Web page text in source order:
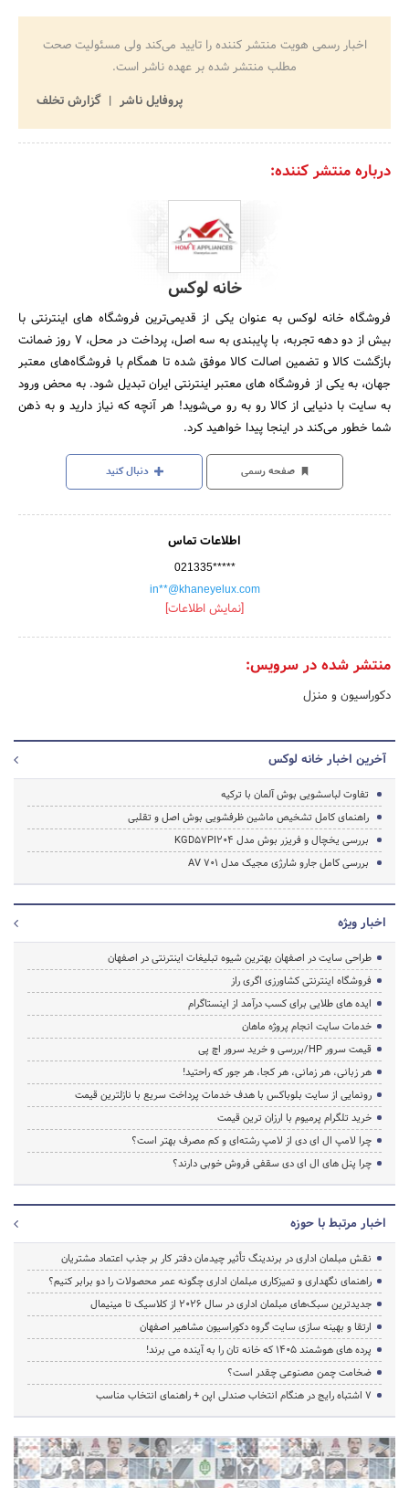
اخبار رسمی هویت منتشر کننده را تایید می‌کند ولی مسئولیت صحت
مطلب منتشر شده بر عهده ناشر است.
پروفایل ناشر
گزارش تخلف
درباره منتشر کننده:
خانه لوکس
فروشگاه خانه لوکس به عنوان یکی از قدیمی‌ترین فروشگاه های اینترنتی با
بیش از دو دهه تجربه، با پایبندی به سه اصل، پرداخت در محل، ۷ روز ضمانت
بازگشت کالا و تضمین اصالت کالا موفق شده تا همگام با فروشگاه‌های معتبر
جهان، به یکی از فروشگاه های معتبر اینترنتی ایران تبدیل شود. به محض ورود
به سایت با دنیایی از کالا رو به رو می‌شوید! هر آنچه که نیاز دارید و به ذهن
شما خطور می‌کند در اینجا پیدا خواهید کرد.
صفحه رسمی دنبال کنید
اطلاعات تماس
021335*****
in**@khaneyelux.com
[نمایش اطلاعات]
منتشر شده در سرویس:
دکوراسیون و منزل
آخرین اخبار خانه لوکس
تفاوت لباسشویی بوش آلمان با ترکیه
راهنمای کامل تشخیص ماشین ظرفشویی بوش اصل و تقلبی
بررسی یخچال و فریزر بوش مدل KGD57PI204
بررسی کامل جارو شارژی مجیک مدل AV 701
اخبار ویژه
طراحی سایت در اصفهان بهترین شیوه تبلیغات اینترنتی در اصفهان
فروشگاه اینترنتی کشاورزی اگری راز
ایده های طلایی برای کسب درآمد از اینستاگرام
خدمات سایت انجام پروژه ماهان
قیمت سرور HP/بررسی و خرید سرور اچ پی
هر زبانی، هر زمانی، هر کجا، هر جور که راحتید!
رونمایی از سایت بلوباکس با هدف خدمات پرداخت سریع با نازلترین قیمت
خرید تلگرام پرمیوم با ارزان ترین قیمت
چرا لامپ ال ای دی از لامپ رشته‌ای و کم مصرف بهتر است؟
چرا پنل های ال ای دی سقفی فروش خوبی دارند؟
اخبار مرتبط با حوزه
نقش مبلمان اداری در برندینگ تأثیر چیدمان دفتر کار بر جذب اعتماد مشتریان
راهنمای نگهداری و تمیزکاری مبلمان اداری چگونه عمر محصولات را دو برابر کنیم؟
جدیدترین سبک‌های مبلمان اداری در سال ۲۰۲۶ از کلاسیک تا مینیمال
ارتقا و بهینه سازی سایت گروه دکوراسیون مشاهیر اصفهان
پرده‌ های هوشمند ۱۴۰۵ که خانه‌ تان را به آینده می‌ برند!
ضخامت چمن مصنوعی چقدر است؟
۷ اشتباه رایج در هنگام انتخاب صندلی اپن + راهنمای انتخاب مناسب